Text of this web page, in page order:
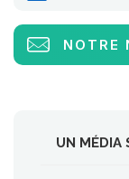
NOTRE
UN MÉDIA